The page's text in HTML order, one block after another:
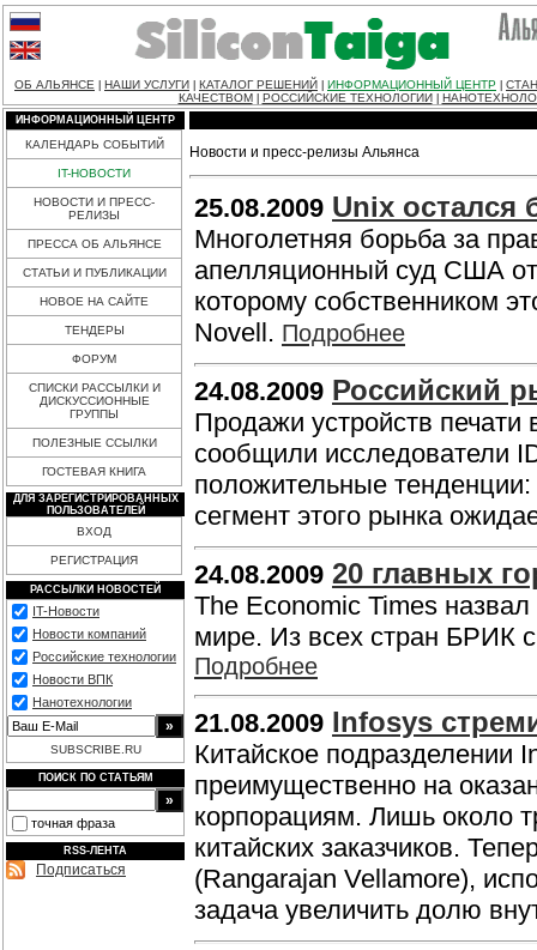
ОБ АЛЬЯНСЕ НАШИ УСЛУГИ КАТАЛОГ РЕШЕНИЙ ИНФОРМАЦИОННЫЙ ЦЕНТР
КАЧЕСТВОМ
РОССИЙСКИЕ ТЕХНОЛОГИИ
ИНФОРМАЦИОННЫЙ ЦЕНТР
КАЛЕНДАРЬ СОБЫТИЙ
IT-НОВОСТИ
НОВОСТИ И ПРЕСС-
РЕЛИЗЫ
ПРЕССА ОБ АЛЬЯНСЕ
СТАТЬИ И ПУБЛИКАЦИИ
НОВОЕ НА САЙТЕ
ТЕНДЕРЫ
ФОРУМ
СПИСКИ РАССЫЛКИ И
ДИСКУССИОННЫЕ
ГРУППЫ
ПОЛЕЗНЫЕ ССЫЛКИ
ГОСТЕВАЯ КНИГА
ДЛЯ ЗАРЕГИСТРИРОВАННЫХ
ПОЛЬЗОВАТЕЛЕЙ
ВХОД
РЕГИСТРАЦИЯ
РАССЫЛКИ НОВОСТЕЙ
IT-Новости
Новости компаний
Российские технологии
Новости ВПК
Нанотехнологии
SUBSCRIBE.RU
ПОИСК ПО СТАТЬЯМ
точная фраза
RSS-ЛЕНТА
Подписаться
Новости и пресс-релизы Альянса
25.08.2009 Unix остался
Многолетняя борьба за
апелляционный суд США
которому собственником
Novell. Подробнее
24.08.2009 Российский
Продажи устройств печати
сообщили исследователи
положительные тенденции:
сегмент этого рынка
24.08.2009 20 главных
The Economic Times
мире. Из всех стран БРИК
Подробнее
21.08.2009 Infosys
Китайское подразделении
преимущественно на
корпорациям. Лишь около
китайских заказчиков.
(Rangarajan Vellamore),
задача увеличить долю